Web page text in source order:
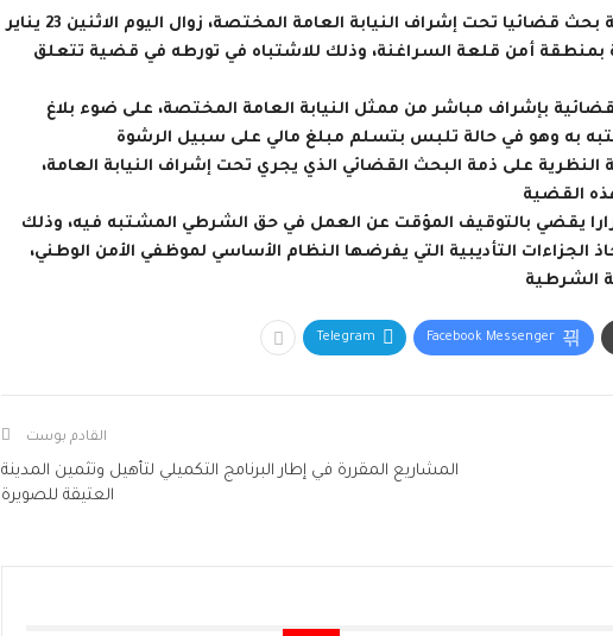
فتحت فرقة الشرطة القضائية بمدينة قلعة السراغنة بحث قضائيا تحت إشراف النيابة العامة المختصة، زوال اليوم الاثنين 23 يناير
أمن قلعة السراغنة، وذلك للاشتباه في تورطه في قضية تتعلق
بإشراف مباشر من ممثل النيابة العامة المختصة، على ضوء بلاغ
على ذمة البحث القضائي الذي يجري تحت إشراف النيابة العامة،
قرارا يقضي بالتوقيف المؤقت عن العمل في حق الشرطي المشتبه فيه، وذلك
الجزاءات التأديبية التي يفرضها النظام الأساسي لموظفي الأمن الوطني،
Facebook Messenger
Telegram
القادم بوست
المشاريع المقررة في إطار البرنامج التكميلي لتأهيل وتثمين المدينة
العتيقة للصويرة